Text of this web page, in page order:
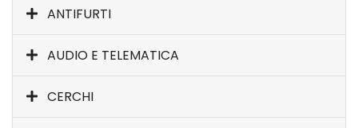
ANTIFURTI
AUDIO E TELEMATICA
CERCHI